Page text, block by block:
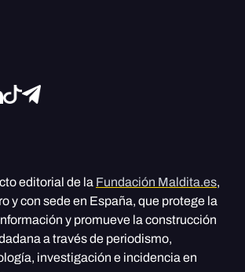
editorial de la Fundación Maldita.es,
y con sede en España, que protege la
y promueve la construcción
a través de periodismo,
investigación e incidencia en